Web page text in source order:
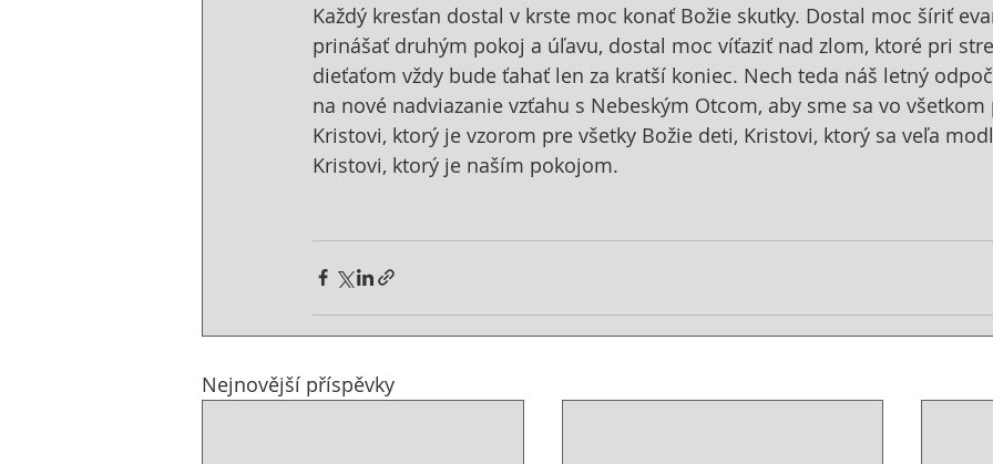
Každý kresťan dostal v krste moc konať Božie skutky. Dostal moc šíriť
prinášať druhým pokoj a úľavu, dostal moc víťaziť nad zlom, ktoré pri
dieťaťom vždy bude ťahať len za kratší koniec. Nech teda náš letný
na nové nadviazanie vzťahu s Nebeským Otcom, aby sme sa vo
Kristovi, ktorý je vzorom pre všetky Božie deti, Kristovi, ktorý sa veľa
Kristovi, ktorý je naším pokojom.
Nejnovější příspěvky